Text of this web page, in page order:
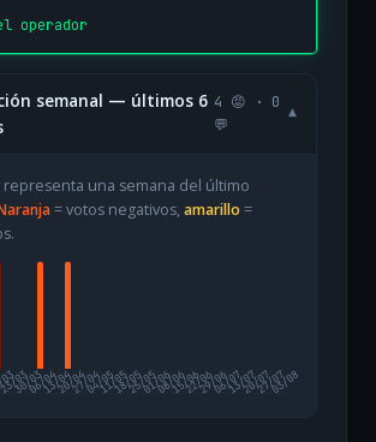
operador
semanal — últimos 6 4 😡 · 0
💬
▾
representa una semana del último
= votos negativos, amarillo =
03
30/0306/0413/0420/0427/0404/0511/0518/0525/0501/0608/0615/0622/0629/0606/0713/0720/0727/07
03/08